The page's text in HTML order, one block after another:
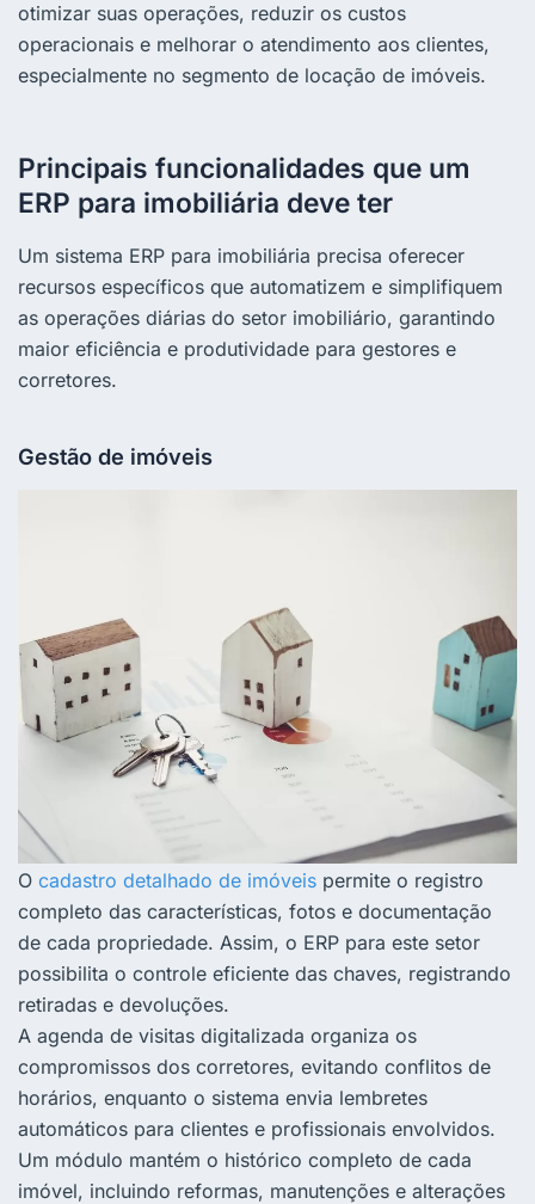
otimizar suas operações, reduzir os custos
operacionais e melhorar o atendimento aos clientes,
especialmente no segmento de locação de imóveis.
Principais funcionalidades que um
ERP para imobiliária deve ter
Um sistema ERP para imobiliária precisa oferecer
recursos específicos que automatizem e simplifiquem
as operações diárias do setor imobiliário, garantindo
maior eficiência e produtividade para gestores e
corretores.
Gestão de imóveis
O cadastro detalhado de imóveis permite o registro
completo das características, fotos e documentação
de cada propriedade. Assim, o ERP para este setor
possibilita o controle eficiente das chaves, registrando
retiradas e devoluções.
A agenda de visitas digitalizada organiza os
compromissos dos corretores, evitando conflitos de
horários, enquanto o sistema envia lembretes
automáticos para clientes e profissionais envolvidos.
Um módulo mantém o histórico completo de cada
imóvel, incluindo reformas, manutenções e alterações